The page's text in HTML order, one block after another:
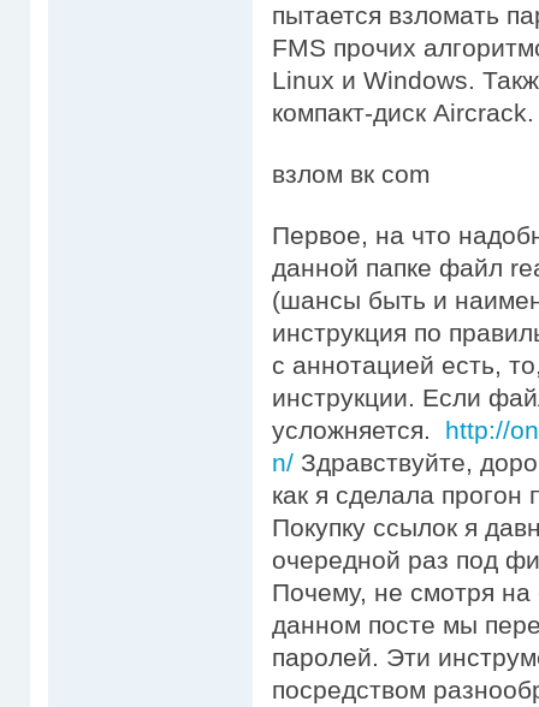
пытается взломать
FMS прочих
Linux и Windows.
компакт-диск Aircrack.
взлом вк com
Первое, на что
данной папке файл
(шансы быть и
инструкция по
с аннотацией есть,
инструкции. Если
усложняется. http://
n/ Здравствуйте,
как я сделала
Покупку ссылок я
очередной раз под
Почему, не смотря
данном посте мы
паролей. Эти
посредством